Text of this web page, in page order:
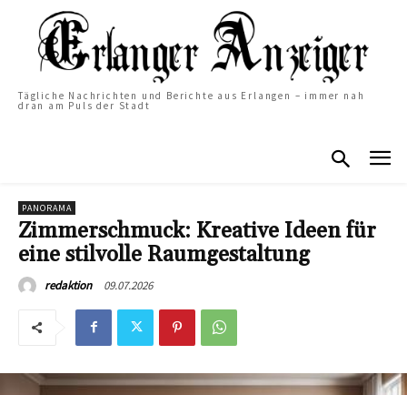
Tägliche Nachrichten und Berichte aus Erlangen – immer nah
dran am Puls der Stadt
PANORAMA
Zimmerschmuck: Kreative Ideen für
eine stilvolle Raumgestaltung
redaktion 09.07.2026